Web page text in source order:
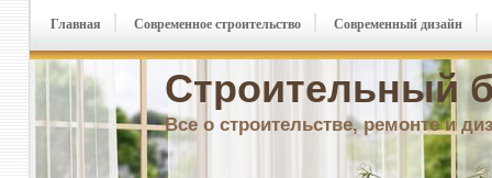
Строительный
Все о строительстве, ремонте и
Главная Современное строительство Современный дизайн